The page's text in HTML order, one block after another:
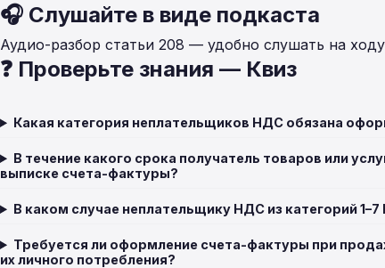
🎧 Слушайте в виде подкаста
Аудио-разбор статьи 208 — удобно слушать на
❓ Проверьте знания — Квиз
Какая категория неплательщиков НДС обязана
В течение какого срока получатель товаров или
выписке счета-фактуры?
В каком случае неплательщику НДС из категорий
Требуется ли оформление счета-фактуры при
их личного потребления?